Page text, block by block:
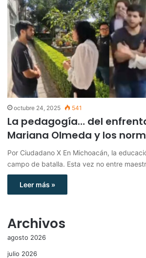
octubre 24, 2025 541
La pedagogía… del
Mariana Olmeda y los
Por Ciudadano X En Michoacán, la
campo de batalla. Esta vez no entre
Leer más »
Archivos
agosto 2026
julio 2026